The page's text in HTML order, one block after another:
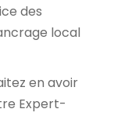
des
local
en avoir
Expert-